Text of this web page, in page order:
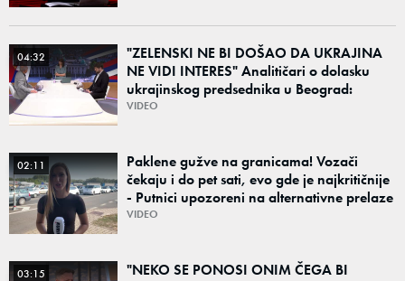
04:32
"ZELENSKI NE BI DOŠAO DA UKRAJINA
NE VIDI INTERES" Analitičari o dolasku
ukrajinskog predsednika u Beograd:
"Srbija može da razgovara sa svima"
VIDEO
02:11
Paklene gužve na granicama! Vozači
čekaju i do pet sati, evo gde je najkritičnije
- Putnici upozoreni na alternativne prelaze
VIDEO
03:15
"NEKO SE PONOSI ONIM ČEGA BI